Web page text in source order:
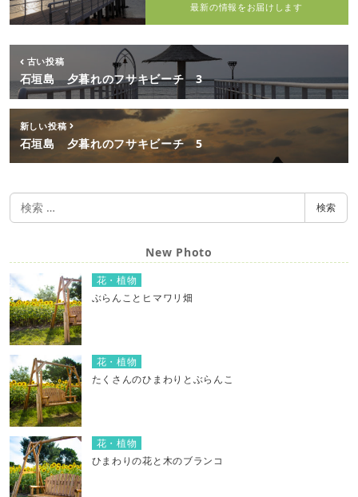
最新の情報をお届けします
古い投稿
石垣島 夕暮れのフサキビーチ 3
新しい投稿
石垣島 夕暮れのフサキビーチ 5
検
索
検索
New Photo
花・植物
ぶらんことヒマワリ畑
花・植物
たくさんのひまわりとぶらんこ
花・植物
ひまわりの花と木のブランコ